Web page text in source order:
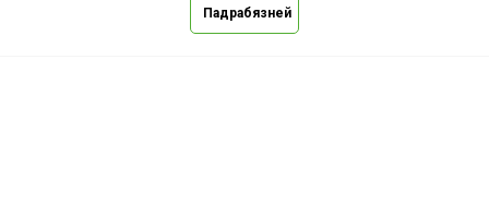
Сайт защищен reCAPTCHA, применяютсяПолитика конфиденциальности
Падрабязней